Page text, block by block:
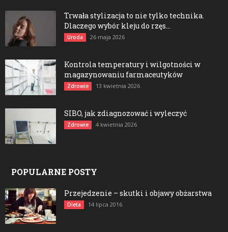
Trwała stylizacja to nie tylko technika.
Dlaczego wybór kleju do rzęs...
Uroda 26 maja 2026
Kontrola temperatury i wilgotności w
magazynowaniu farmaceutyków
Zdrowie 13 kwietnia 2026
SIBO, jak zdiagnozować i wyleczyć
Zdrowie 4 kwietnia 2026
POPULARNE POSTY
Przejedzenie – skutki i objawy obżarstwa
Dieta 14 lipca 2016